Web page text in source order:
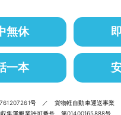
無休
一本
号 ／ 貨物軽自動車運送事業
収集運搬業許可番号 第01400165888号